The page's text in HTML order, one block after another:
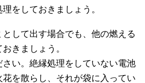
をしておきましょう。
として出す場合でも、他の燃える
きましょう。
い。絶縁処理をしていない電池
を散らし、それが袋に入ってい